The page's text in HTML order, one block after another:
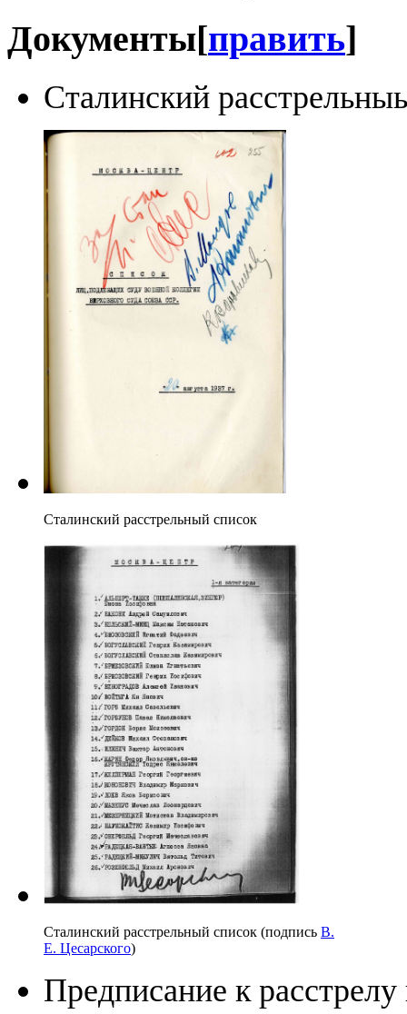
Документы[править]
Сталинский
Сталинский расстрельный список
Сталинский расстрельный список (подпись В.
Е. Цесарского)
Предписание к